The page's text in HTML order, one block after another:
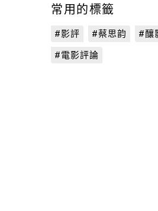
常用的標籤
#影評 #蔡思韵 #釀
#電影評論